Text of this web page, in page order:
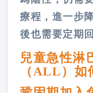
療程，進一步
後也需要定期
兒童急性淋
（ALL）如